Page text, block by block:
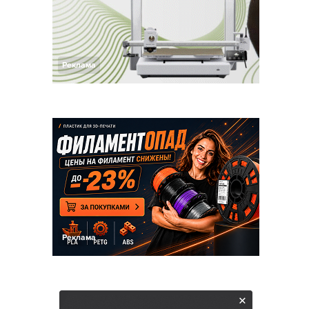
Реклама
Реклама